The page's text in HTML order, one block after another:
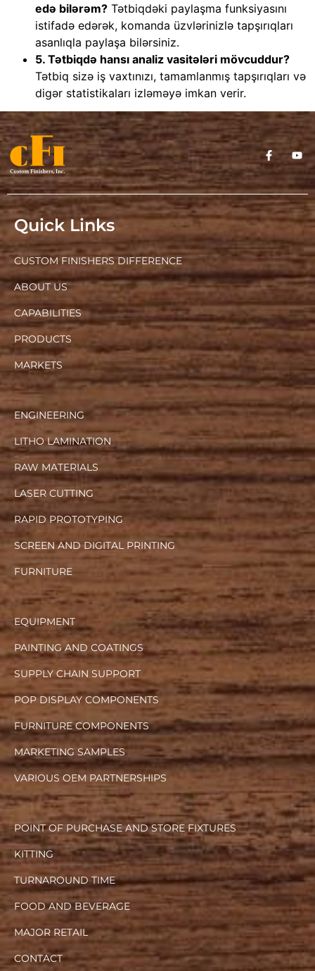
edə bilərəm? Tətbiqdəki paylaşma funksiyasını
istifadə edərək, komanda üzvlərinizlə tapşırıqları
asanlıqla paylaşa bilərsiniz.
5. Tətbiqdə hansı analiz vasitələri mövcuddur?
Tətbiq sizə iş vaxtınızı, tamamlanmış tapşırıqları və
digər statistikaları izləməyə imkan verir.
Quick Links
CUSTOM FINISHERS DIFFERENCE
ABOUT US
CAPABILITIES
PRODUCTS
MARKETS
ENGINEERING
LITHO LAMINATION
RAW MATERIALS
LASER CUTTING
RAPID PROTOTYPING
SCREEN AND DIGITAL PRINTING
FURNITURE
EQUIPMENT
PAINTING AND COATINGS
SUPPLY CHAIN SUPPORT
POP DISPLAY COMPONENTS
FURNITURE COMPONENTS
MARKETING SAMPLES
VARIOUS OEM PARTNERSHIPS
POINT OF PURCHASE AND STORE FIXTURES
KITTING
TURNAROUND TIME
FOOD AND BEVERAGE
MAJOR RETAIL
CONTACT